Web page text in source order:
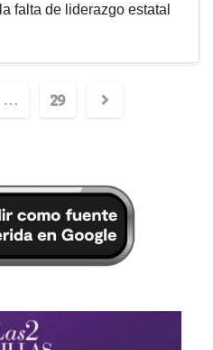
falta de liderazgo estatal
… 29